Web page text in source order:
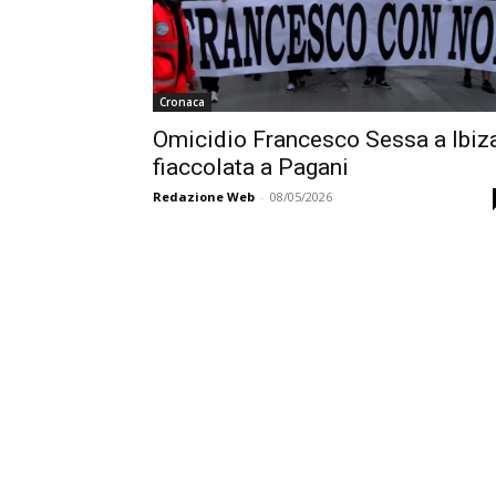
Cronaca
Omicidio Francesco Sessa a
fiaccolata a Pagani
Redazione Web - 08/05/2026